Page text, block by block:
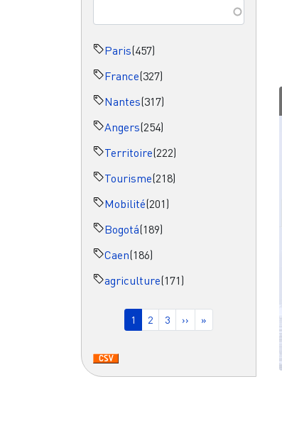
Paris(457)
France(327)
Nantes(317)
Angers(254)
Territoire(222)
Tourisme(218)
Mobilité(201)
Bogotá(189)
Caen(186)
agriculture(171)
Pagination
Page courante
1 Page
2 Page
3 Page suivante
›› Dernière page
»